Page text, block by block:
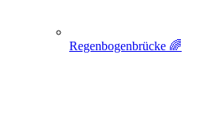
Regenbogenbrücke 🌈